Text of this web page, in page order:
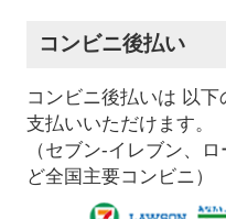
コンビニ後払い
コンビニ後払いは 以
支払いいただけます。
（セブン-イレブン、
ど全国主要コンビニ）